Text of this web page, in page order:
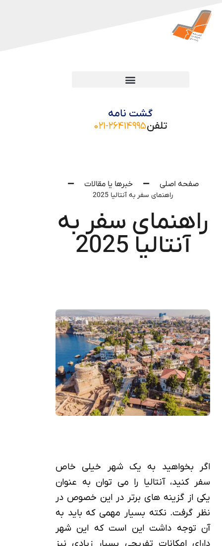
گشت نامه
تلفن۰۲۱-۲۶۴۱۴۹۹۵
صفحه اصلی خبرها یا مقالات
راهنمای سفر به آنتالیا 2025
راهنمای سفر به
آنتالیا 2025
اگر بخواهید به یک شهر خیلی خاص
سفر کنید، آنتالیا را می توان به عنوان
یکی از گزینه های برتر در این خصوص در
نظر گرفت. نکته بسیار مهمی که باید به
آن توجه داشت این است که این شهر
دارای امکانات تفریحی بسیار زیادی نیز